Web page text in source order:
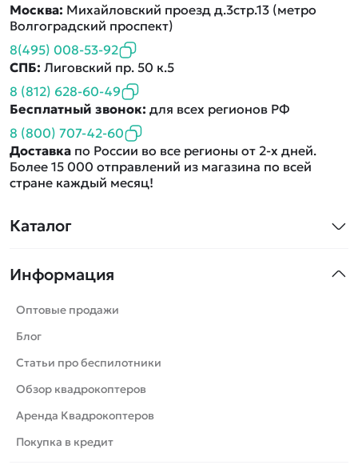
Каталог
Машинки
Танки
Вертолеты
Катера
Роботы
Самолеты
Сборные модели
Информация
Оптовые продажи
Блог
Статьи про беспилотники
Обзор квадрокоптеров
Аренда Квадрокоптеров
Покупка в кредит
Москва: Михайловский проезд д.3стр.13 (метро
Волгоградский проспект)
8(495) 008-53-92
СПБ: Лиговский пр. 50 к.5
8 (812) 628-60-49
Бесплатный звонок: для всех регионов РФ
8 (800) 707-42-60
Доставка по России во все регионы от 2-х дней.
Более 15 000 отправлений из магазина по всей
стране каждый месяц!